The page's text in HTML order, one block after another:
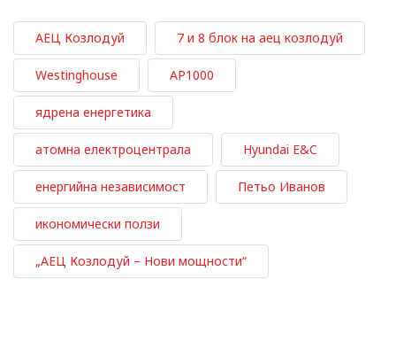
АЕЦ Козлодуй 7 и 8 блок на аец козлодуй
Westinghouse AP1000
ядрена енергетика
атомна електроцентрала Hyundai E&C
енергийна независимост Петьо Иванов
икономически ползи
„АЕЦ Козлодуй – Нови мощности“